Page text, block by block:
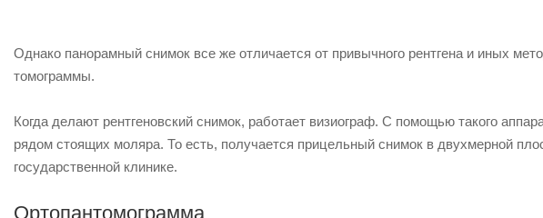
Однако панорамный снимок все же отличается от привычного рентгена и иных
томограммы.
Когда делают рентгеновский снимок, работает визиограф. С помощью такого
рядом стоящих моляра. То есть, получается прицельный снимок в двухмерной
государственной клинике.
Ортопантомограмма